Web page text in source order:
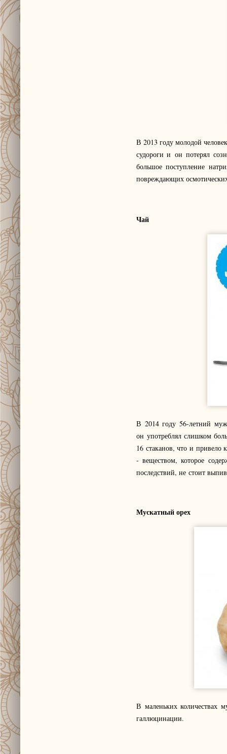
В 2013 году молодой
судороги и он потерял
большое поступление
повреждающих
Чай
В 2014 году 56-летний
он употреблял слишком
16 стаканов, что и привело
- веществом, которое
последствий, не стоит
Мускатный орех
В маленьких количествах
галлюцинации.